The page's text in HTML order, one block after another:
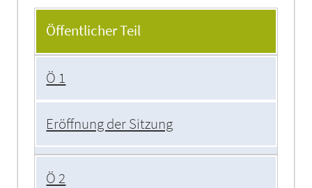
Tagesordnung
Öffentlicher Teil
Ö 1
Eröffnung der Sitzung
Ö 2